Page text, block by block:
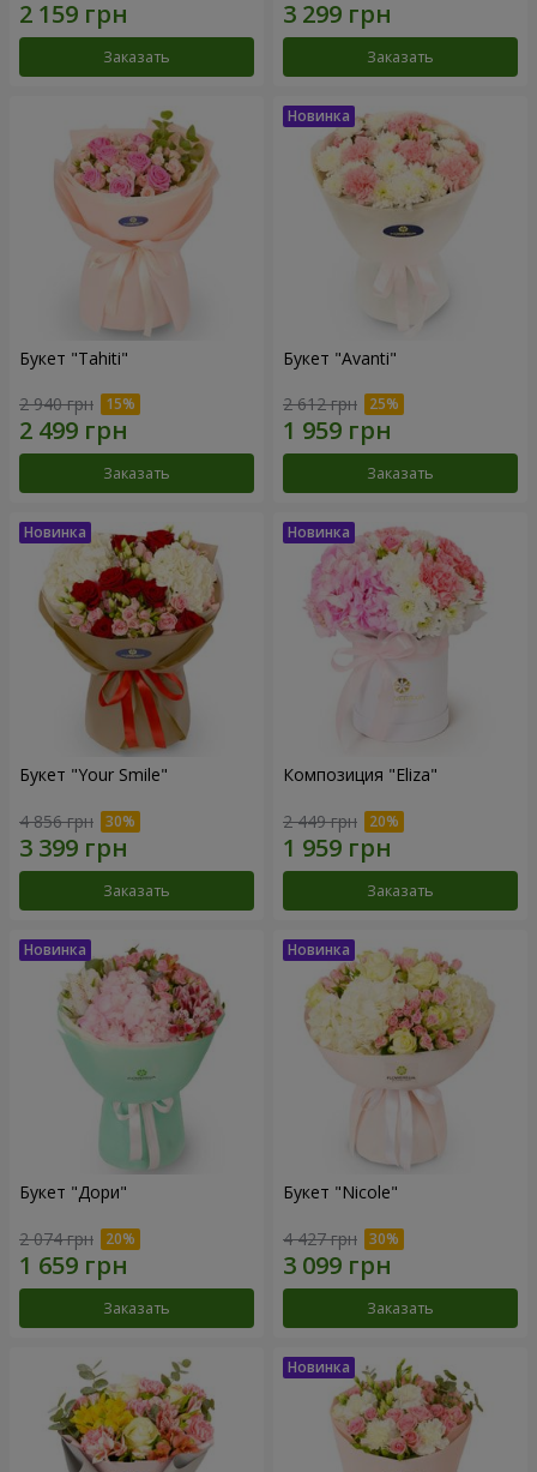
Заказать Заказать
Букет "Tahiti"
2 940 грн
Заказать
Букет "Avanti"
2 612 грн
Заказать
Букет "Your Smile"
4 856 грн
Заказать
Композиция "Eliza"
2 449 грн
Заказать
Букет "Дори"
2 074 грн
Заказать
Букет "Nicole"
4 427 грн
Заказать